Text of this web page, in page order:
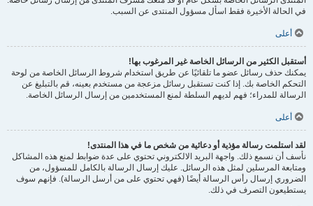
في الحالة الأخيرة فقط اسأل مسؤول المنتدى عن السبب.
أعلى
أستقبل الكثير من الرسائل الخاصة غير المرغوب بها!
يمكنك حذف رسائل عضو ما تلقائيًا عن طريق استخدام شروط الرسائل الخاصة من لوحة
التحكم الخاصة بك. إذا كنت تستقبل رسائل مزعجة من مستخدم بعينه، قم بالتبليغ عن
الرسالة للمدراء؛ فهم لديهم السلطة لمنع المستخدمين من إرسال الرسائل الخاصة.
أعلى
لقد استلمت رسالة مؤذية أو دعائية من شخص ما في هذا المنتدى!
نأسف أن نسمع ذلك. واجهة البريد الالكتروني تحتوي على عدة ضوابط لمنع هذه المشاكل
ومتابعة المرسلين لمثل هذه الرسائل. عليك إرسال الرسالة بالكامل للمسؤول، من
الضروري إرسال رأس الرسالة أيضًا (فهي تحتوي على من أرسل الرسالة). فإنهم سوف
يستطيعون التصرف في ذلك.